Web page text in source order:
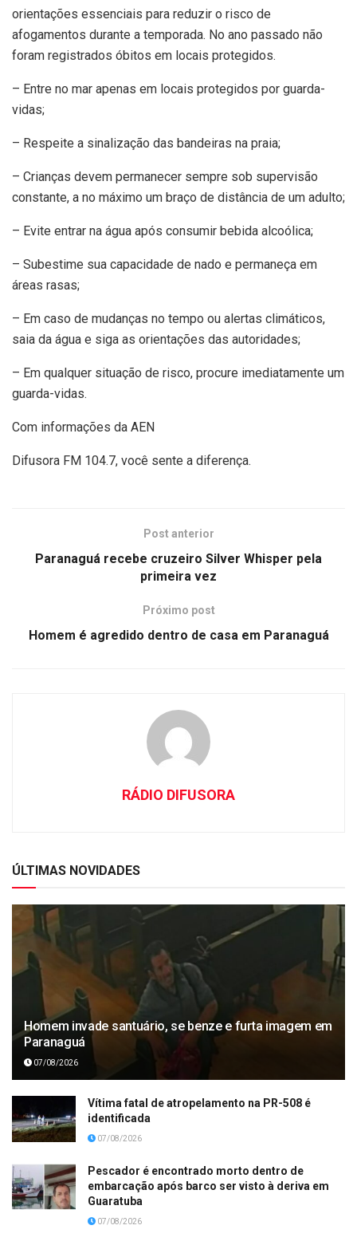
orientações essenciais para reduzir o risco de
afogamentos durante a temporada. No ano passado não
foram registrados óbitos em locais protegidos.
– Entre no mar apenas em locais protegidos por guarda-
vidas;
– Respeite a sinalização das bandeiras na praia;
– Crianças devem permanecer sempre sob supervisão
constante, a no máximo um braço de distância de um adulto;
– Evite entrar na água após consumir bebida alcoólica;
– Subestime sua capacidade de nado e permaneça em
áreas rasas;
– Em caso de mudanças no tempo ou alertas climáticos,
saia da água e siga as orientações das autoridades;
– Em qualquer situação de risco, procure imediatamente um
guarda-vidas.
Com informações da AEN
Difusora FM 104.7, você sente a diferença.
Post anterior
Paranaguá recebe cruzeiro Silver Whisper pela
primeira vez
Próximo post
Homem é agredido dentro de casa em Paranaguá
RÁDIO DIFUSORA
ÚLTIMAS NOVIDADES
Homem invade santuário, se benze e furta imagem em
Paranaguá
07/08/2026
Vítima fatal de atropelamento na PR-508 é
identificada
07/08/2026
Pescador é encontrado morto dentro de
embarcação após barco ser visto à deriva em
Guaratuba
07/08/2026